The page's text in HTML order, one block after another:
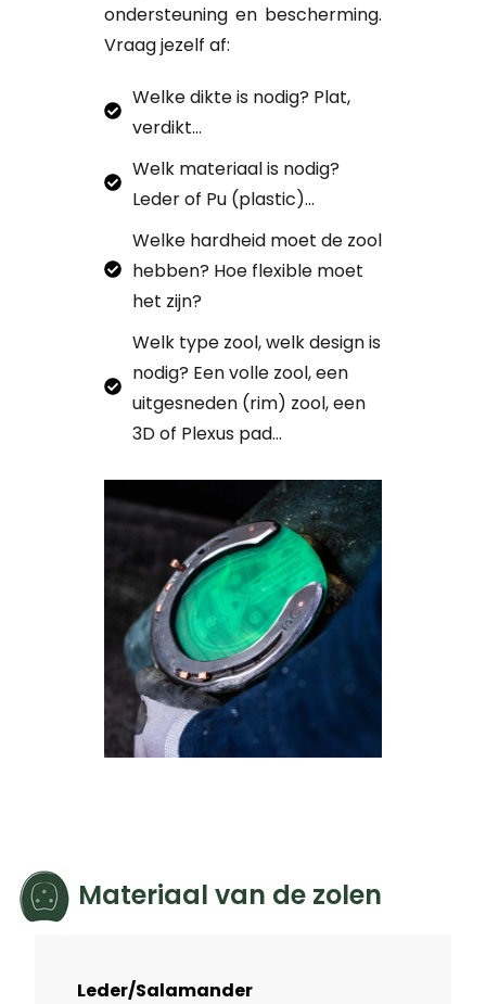
ondersteuning en bescherming.
Vraag jezelf af:
Welke dikte is nodig? Plat,
verdikt...
Welk materiaal is nodig?
Leder of Pu (plastic)...
Welke hardheid moet de zool
hebben? Hoe flexible moet
het zijn?
Welk type zool, welk design is
nodig? Een volle zool, een
uitgesneden (rim) zool, een
3D of Plexus pad...
Materiaal van de zolen
Leder/Salamander